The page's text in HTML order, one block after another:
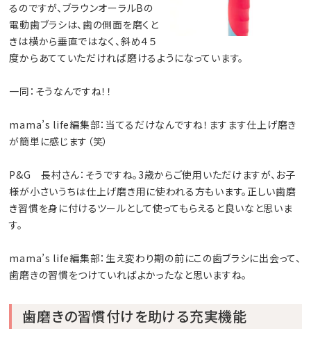
るのですが、ブラウンオーラルBの
電動歯ブラシは、歯の側面を磨くと
きは横から垂直ではなく、斜め４５
度からあてていただければ磨けるようになっています。
一同：そうなんですね！！
mama’s life編集部：当てるだけなんですね！ますます仕上げ磨き
が簡単に感じます（笑）
P&G 長村さん：そうですね。3歳からご使用いただけますが、お子
様が小さいうちは仕上げ磨き用に使われる方もいます。正しい歯磨
き習慣を身に付けるツールとして使ってもらえると良いなと思いま
す。
mama’s life編集部：生え変わり期の前にこの歯ブラシに出会って、
歯磨きの習慣をつけていればよかったなと思いますね。
歯磨きの習慣付けを助ける充実機能